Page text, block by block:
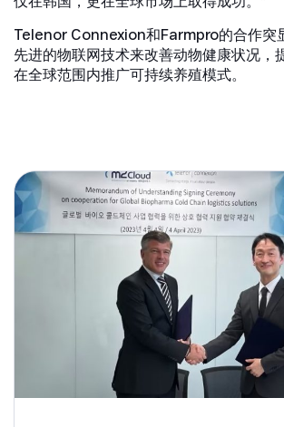
Telenor Connexion和Farmpro的合作突
先进的物联网技术来改善动物健康状况，
在全球范围内推广可持续养殖模式。